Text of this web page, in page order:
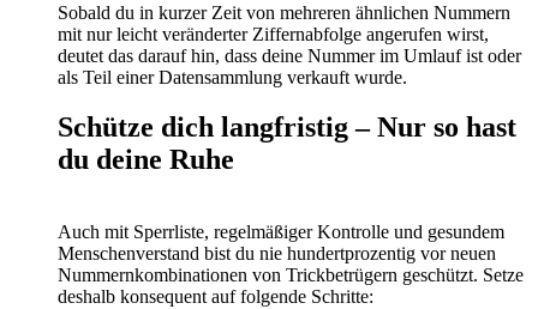
Sobald du in kurzer Zeit von mehreren ähnlichen Nummern
mit nur leicht veränderter Ziffernabfolge angerufen wirst,
deutet das darauf hin, dass deine Nummer im Umlauf ist oder
als Teil einer Datensammlung verkauft wurde.
Schütze dich langfristig – Nur so hast
du deine Ruhe
Auch mit Sperrliste, regelmäßiger Kontrolle und gesundem
Menschenverstand bist du nie hundertprozentig vor neuen
Nummernkombinationen von Trickbetrügern geschützt. Setze
deshalb konsequent auf folgende Schritte: